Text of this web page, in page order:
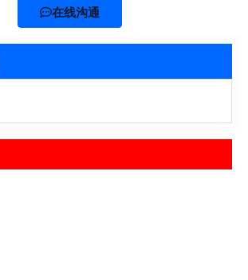
在线沟通